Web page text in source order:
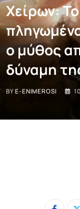
Χείρων:
ο μύθος
δύναμη
BYE-ENIMEROSI